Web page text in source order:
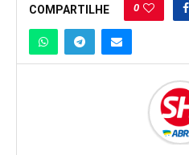
COMPARTILHE 0